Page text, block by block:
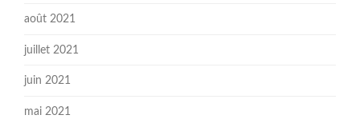
août 2021
juillet 2021
juin 2021
mai 2021